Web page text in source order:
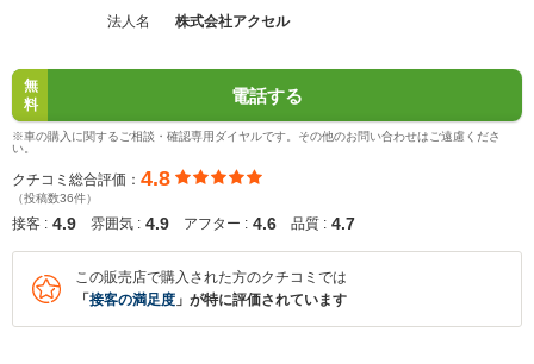
法人名
株式会社アクセル
無
料
電話する
※車の購入に関するご相談・確認専用ダイヤルです。その他のお問い合わせはご遠慮くださ
い。
クチコミ総合評価： 4.8
（投稿数36件）
接客 : 4.9 雰囲気 : 4.9 アフター : 4.6 品質 : 4.7
この販売店で購入された方のクチコミでは
「 接客の満足度 」が特に評価されています